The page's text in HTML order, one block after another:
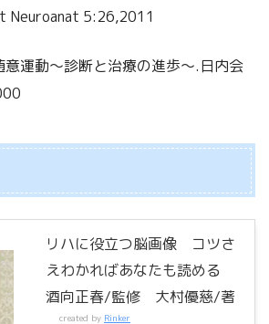
Neuroanat 5:26,2011
意運動～診断と治療の進歩～.日内会
リハに役立つ脳画像 コツさ
えわかればあなたも読める
酒向正春/監修 大村優慈/著
created by Rinker